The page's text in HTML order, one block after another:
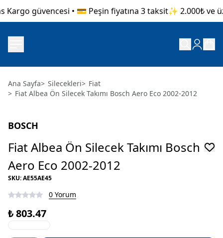
güvencesi • 💳 Peşin fiyatına 3 taksit✨ 2.000₺ ve
Ana Sayfa> Silecekleri> Fiat
> Fiat Albea Ön Silecek Takımı Bosch Aero Eco 2002-2012
BOSCH
Fiat Albea Ön Silecek Takımı Bosch
Aero Eco 2002-2012
SKU:AE55AE45
0 Yorum
₺ 803.47